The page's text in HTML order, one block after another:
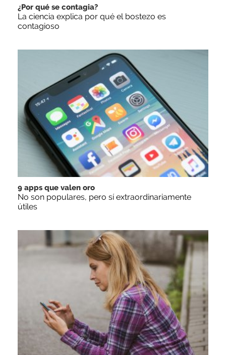
¿Por qué se contagia?
La ciencia explica por qué el bostezo es
contagioso
9 apps que valen oro
No son populares, pero sí extraordinariamente
útiles